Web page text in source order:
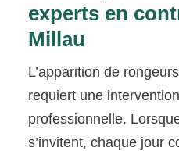
experts en
Millau
L’apparition de
requiert une
professionnelle.
s’invitent, chaque jour